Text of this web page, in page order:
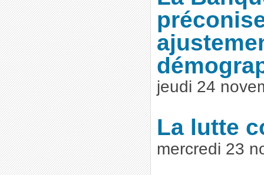
jeudi 24
La lutte
mercredi 23